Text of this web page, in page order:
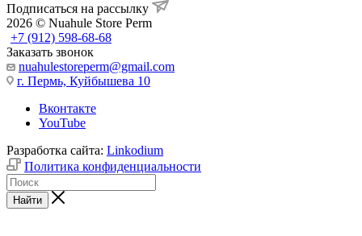
Подписаться на рассылку
2026 © Nuahule Store Perm
+7 (912) 598-68-68
Заказать звонок
nuahulestoreperm@gmail.com
г. Пермь, Куйбышева 10
Вконтакте
YouTube
Разработка сайта: Linkodium
Политика конфиденциальности
Найти